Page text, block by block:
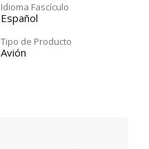
Idioma Fascículo
Español
Tipo de Producto
Avión